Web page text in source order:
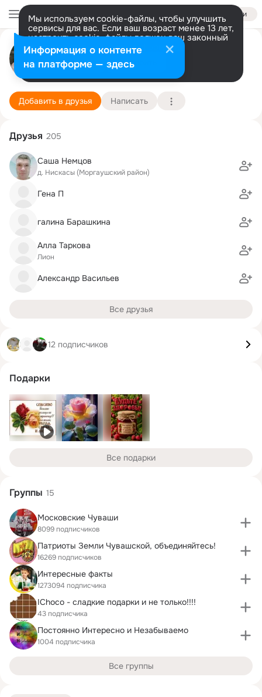
Войти
Мы используем cookie-файлы, чтобы улучшить
сервисы для вас. Если ваш возраст менее 13 лет,
настроить cookie-файлы должен ваш законный
представитель. Больше информации
Разрешить все Настроить
АЛЕКСАНДР БАРАШКИН
МОСКВА
14 февраля (44 года)
Тойсинская школа
Подробнее
Добавить в друзья Написать
Друзья 205
Саша Немцов
д. Нискасы (Моргаушский район)
Гена П
галина Барашкина
Алла Таркова
Лион
Александр Васильев
Все друзья
12 подписчиков
Подарки
Все подарки
Группы 15
Московские Чуваши
8099 подписчиков
Патриоты Земли Чувашской, объединяйтесь!
16269 подписчиков
Интересные факты
1273094 подписчика
IChoco - сладкие подарки и не только!!!!
43 подписчика
Постоянно Интересно и Незабываемо
1004 подписчика
Все группы
Информация о контенте
на платформе — здесь